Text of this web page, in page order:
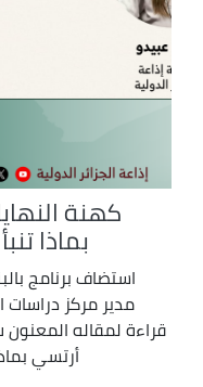
كهنة
بماذا
استضاف برنامج
مدير مركز
قراءة لمقاله المعنون
أرتسي